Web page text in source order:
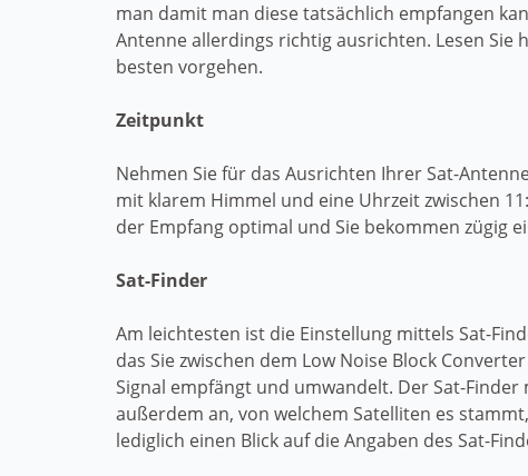
man damit man diese tatsächlich empfangen
Antenne allerdings richtig ausrichten. Lesen Sie
besten vorgehen.
Zeitpunkt
Nehmen Sie für das Ausrichten Ihrer Sat-
mit klarem Himmel und eine Uhrzeit zwischen
der Empfang optimal und Sie bekommen zügig
Sat-Finder
Am leichtesten ist die Einstellung mittels Sat-
das Sie zwischen dem Low Noise Block
Signal empfängt und umwandelt. Der Sat-
außerdem an, von welchem Satelliten es
lediglich einen Blick auf die Angaben des Sat-